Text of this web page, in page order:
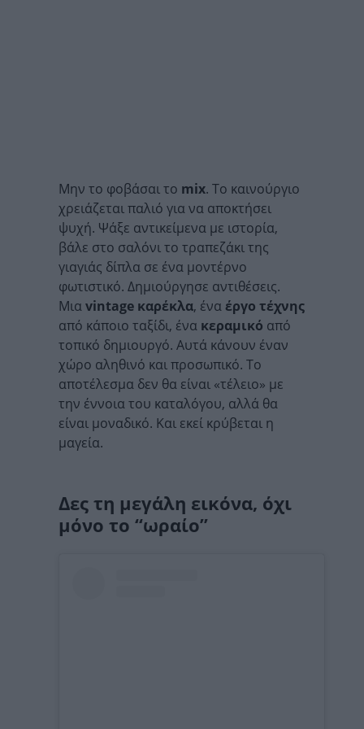
Μην το φοβάσαι το mix. Το καινούργιο
χρειάζεται παλιό για να αποκτήσει
ψυχή. Ψάξε αντικείμενα με ιστορία,
βάλε στο σαλόνι το τραπεζάκι της
γιαγιάς δίπλα σε ένα μοντέρνο
φωτιστικό. Δημιούργησε αντιθέσεις.
Μιαvintage καρέκλα, ένα έργο τέχνης
από κάποιο ταξίδι, ένα κεραμικό από
τοπικό δημιουργό. Αυτά κάνουν έναν
χώρο αληθινό και προσωπικό. Το
αποτέλεσμα δεν θα είναι «τέλειο» με
την έννοια του καταλόγου, αλλά θα
είναι μοναδικό. Και εκεί κρύβεται η
μαγεία.
Δες τη μεγάλη εικόνα, όχι
μόνο το “ωραίο”